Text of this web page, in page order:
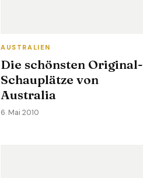
AUSTRALIEN
Die schönsten Original-
Schauplätze von
Australia
6. Mai 2010